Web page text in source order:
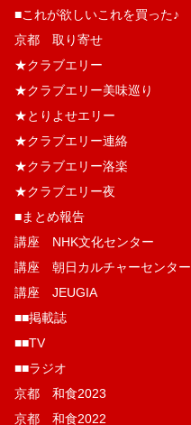
■これが欲しいこれを買った♪
京都 取り寄せ
★クラブエリー
★クラブエリー美味巡り
★とりよせエリー
★クラブエリー連絡
★クラブエリー洛楽
★クラブエリー夜
■まとめ報告
講座 NHK文化センター
講座 朝日カルチャーセンター
講座 JEUGIA
■■掲載誌
■■TV
■■ラジオ
京都 和食2023
京都 和食2022